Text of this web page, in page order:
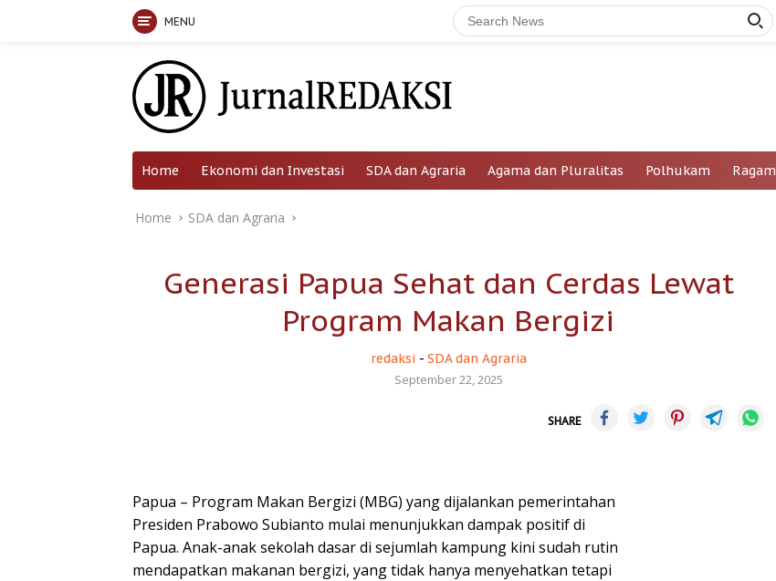
MENU
Home Ekonomi dan Investasi SDA dan Agraria Agama dan Pluralitas Polhukam Ragam
Home SDA dan Agraria
Generasi Papua Sehat dan Cerdas Lewat
Program Makan Bergizi
redaksi - SDA dan Agraria
September 22, 2025
SHARE
Papua – Program Makan Bergizi (MBG) yang dijalankan pemerintahan
Presiden Prabowo Subianto mulai menunjukkan dampak positif di
Papua. Anak-anak sekolah dasar di sejumlah kampung kini sudah rutin
mendapatkan makanan bergizi, yang tidak hanya menyehatkan tetapi